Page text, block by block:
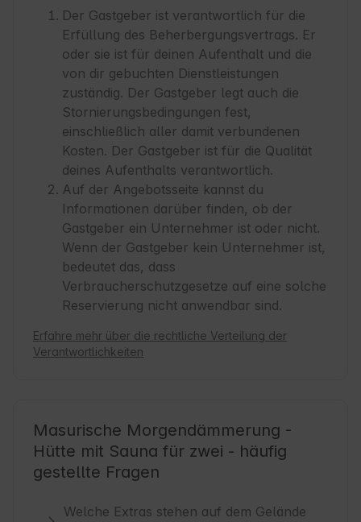
Der Gastgeber ist verantwortlich für die
Erfüllung des Beherbergungsvertrags. Er
oder sie ist für deinen Aufenthalt und die
von dir gebuchten Dienstleistungen
zuständig. Der Gastgeber legt auch die
Stornierungsbedingungen fest,
einschließlich aller damit verbundenen
Kosten. Der Gastgeber ist für die Qualität
deines Aufenthalts verantwortlich.
Auf der Angebotsseite kannst du
Informationen darüber finden, ob der
Gastgeber ein Unternehmer ist oder nicht.
Wenn der Gastgeber kein Unternehmer ist,
bedeutet das, dass
Verbraucherschutzgesetze auf eine solche
Reservierung nicht anwendbar sind.
Erfahre mehr über die rechtliche Verteilung der
Verantwortlichkeiten
Masurische Morgendämmerung -
Hütte mit Sauna für zwei - häufig
gestellte Fragen
Welche Extras stehen auf dem Gelände